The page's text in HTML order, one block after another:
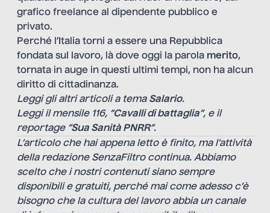
grafico freelance al dipendente pubblico e
privato.
Perché l’Italia torni a essere una Repubblica
fondata sul lavoro, là dove oggi la parola merito,
tornata in auge in questi ultimi tempi, non ha alcun
diritto di cittadinanza.
Leggi gli altri articoli a tema Salario.
Leggi il mensile 116, “Cavalli di battaglia“, e il
reportage “Sua Sanità PNRR“.
L’articolo che hai appena letto è finito, ma l’attività
della redazione SenzaFiltro continua. Abbiamo
scelto che i nostri contenuti siano sempre
disponibili e gratuiti, perché mai come adesso c’è
bisogno che la cultura del lavoro abbia un canale